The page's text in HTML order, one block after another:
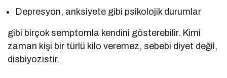
Depresyon, anksiyete gibi psikolojik durumlar
gibi birçok semptomla kendini gösterebilir. Kimi
zaman kişi bir türlü kilo veremez, sebebi diyet değil,
disbiyozistir.